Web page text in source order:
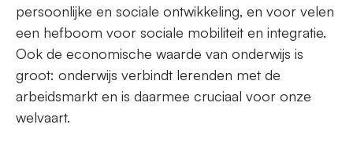
persoonlijke en sociale ontwikkeling, en voor velen
een hefboom voor sociale mobiliteit en integratie.
Ook de economische waarde van onderwijs is
groot: onderwijs verbindt lerenden met de
arbeidsmarkt en is daarmee cruciaal voor onze
welvaart.